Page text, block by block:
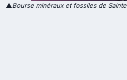
▲Bourse minéraux et fossiles de